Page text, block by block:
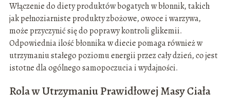
Włączenie do diety produktów bogatych w błonnik, takich
jak pełnoziarniste produkty zbożowe, owoce i warzywa,
może przyczynić się do poprawy kontroli glikemii.
Odpowiednia ilość błonnika w diecie pomaga również w
utrzymaniu stałego poziomu energii przez cały dzień, co jest
istotne dla ogólnego samopoczucia i wydajności.
Rola w Utrzymaniu Prawidłowej Masy Ciała